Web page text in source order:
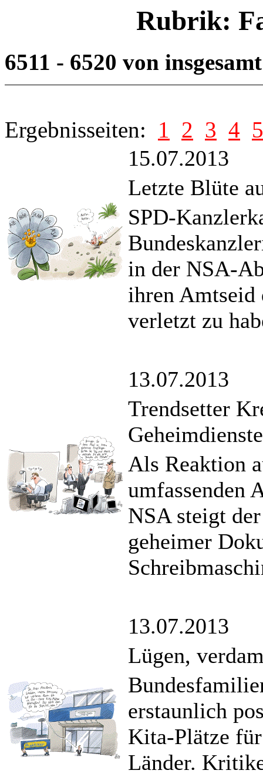
Rubrik:
6511 - 6520 von
Ergebnisseiten: 1 2 3 4 5
15.07.2013
Letzte Blüte
SPD-
in der NSA-
ihren Amtseid
verletzt zu
13.07.2013
Trendsetter
Als Reaktion
umfassenden
NSA steigt
geheimer
13.07.2013
Lügen,
erstaunlich
Kita-Plätze
Länder.